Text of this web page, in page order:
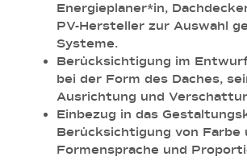
Energieplaner*in,
PV-Hersteller zur Auswahl
Systeme.
Berücksichtigung im
bei der Form des Daches,
Ausrichtung und
Einbezug in das
Berücksichtigung von Farbe
Formensprache und